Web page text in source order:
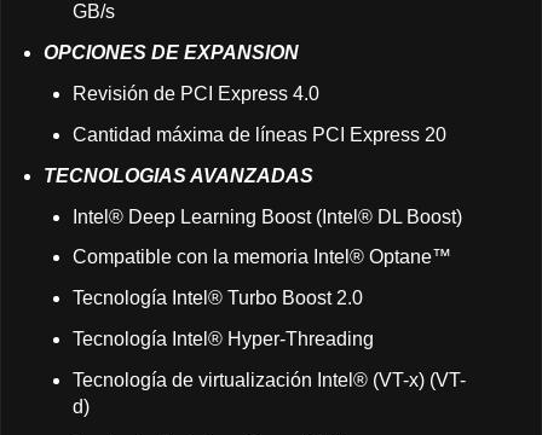
GB/s
OPCIONES DE EXPANSION
Revisión de PCI Express 4.0
Cantidad máxima de líneas PCI Express 20
TECNOLOGIAS AVANZADAS
Intel® Deep Learning Boost (Intel® DL Boost)
Compatible con la memoria Intel® Optane™
Tecnología Intel® Turbo Boost 2.0
Tecnología Intel® Hyper-Threading
Tecnología de virtualización Intel® (VT-x) (VT-
d)